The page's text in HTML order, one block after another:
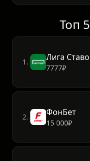
Топ
1. Лига
7777₽
2. ФонБет
15 000₽